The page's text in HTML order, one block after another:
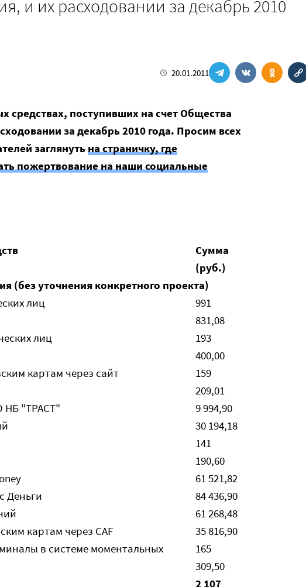
и их расходовании за декабрь 2010
20.01.2011
средствах, поступивших на счет Общества
за декабрь 2010 года. Просим всех
заглянуть на страничку, где
пожертвование на наши социальные
Сумма
(руб.)
(без уточнения конкретного проекта)
лиц
991
831,08
лиц
193
400,00
картам через сайт
159
209,01
НБ "ТРАСТ"
9 994,90
30 194,18
141
190,60
61 521,82
Деньги
84 436,90
61 268,48
картам через CAF
35 816,90
в системе моментальных
165
309,50
2 107